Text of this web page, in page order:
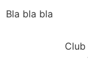
Bla bla bla